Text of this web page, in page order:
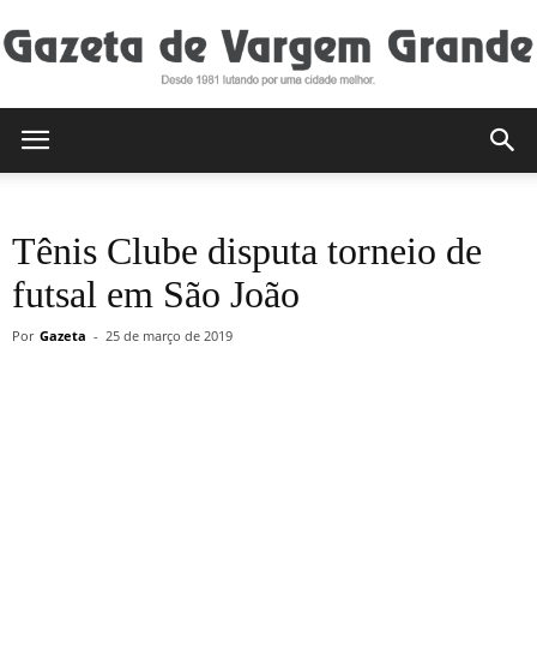
de
Tênis Clube disputa torneio de
futsal em São João
Por Gazeta - 25 de março de 2019